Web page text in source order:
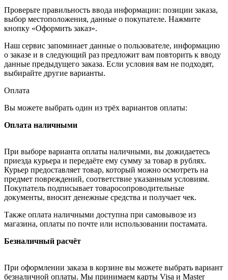
Проверьте правильность ввода информации: позиции заказа,
выбор местоположения, данные о покупателе. Нажмите
кнопку «Оформить заказ».
Наш сервис запоминает данные о пользователе, информацию
о заказе и в следующий раз предложит вам повторить к вводу
данные предыдущего заказа. Если условия вам не подходят,
выбирайте другие варианты.
Оплата
Вы можете выбрать один из трёх вариантов оплаты:
Оплата наличными
При выборе варианта оплаты наличными, вы дожидаетесь
приезда курьера и передаёте ему сумму за товар в рублях.
Курьер предоставляет товар, который можно осмотреть на
предмет повреждений, соответствие указанным условиям.
Покупатель подписывает товаросопроводительные
документы, вносит денежные средства и получает чек.
Также оплата наличными доступна при самовывозе из
магазина, оплаты по почте или использовании постамата.
Безналичный расчёт
При оформлении заказа в корзине вы можете выбрать вариант
безналичной оплаты. Мы принимаем карты Visa и Master